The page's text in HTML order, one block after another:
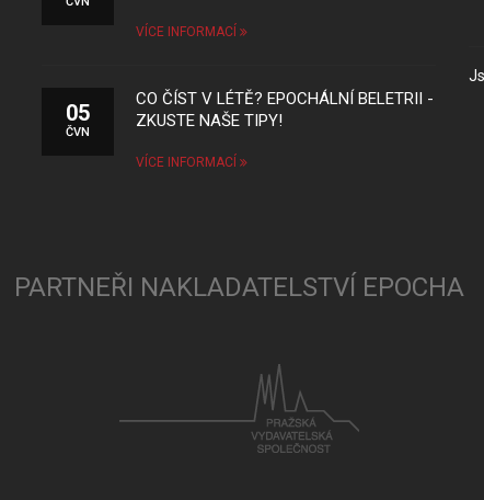
VÍCE INFORMACÍ
05
ČVN
CO ČÍST V LÉTĚ? EPOCHÁLNÍ BELETRII -
ZKUSTE NAŠE TIPY!
VÍCE INFORMACÍ
PARTNEŘI NAKLADATELSTVÍ EPOCHA